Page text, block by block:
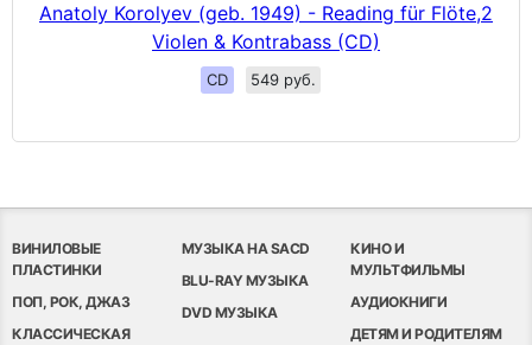
Anatoly Korolyev (geb. 1949) - Reading für Flöte,2
Violen & Kontrabass (CD)
CD 549 руб.
ВИНИЛОВЫЕ
ПЛАСТИНКИ
ПОП, РОК, ДЖАЗ
КЛАССИЧЕСКАЯ
МУЗЫКА НА SACD
BLU-RAY МУЗЫКА
DVD МУЗЫКА
КИНО И
МУЛЬТФИЛЬМЫ
АУДИОКНИГИ
ДЕТЯМ И РОДИТЕЛЯМ